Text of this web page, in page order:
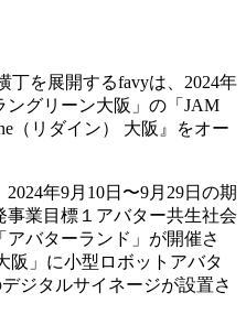
丁を展開するfavyは、2024年
ングリーン大阪」の「JAM
（リダイン） 大阪』をオー
年9月10日〜9月29日の期
業目標１アバター共生社会
バターランド」が開催さ
阪」に小型ロボットアバタ
ジタルサイネージが設置さ